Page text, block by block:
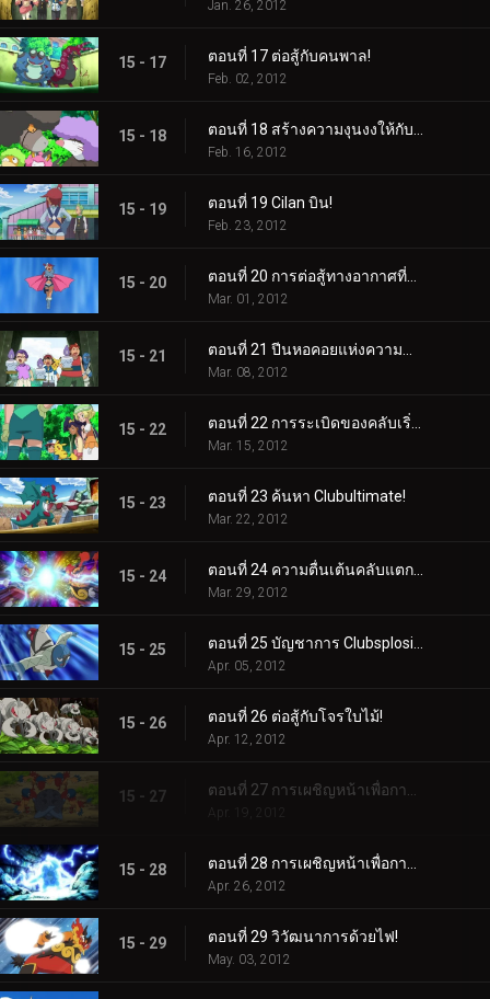
Jan. 26, 2012
15 - 17 ตอนที่ 17 ต่อสู้กับคนพาล!
Feb. 02, 2012
15 - 18
Feb. 16, 2012
15 - 19 ตอนที่ 19 Cilan บิน!
Feb. 23, 2012
15 - 20
Mar. 01, 2012
15 - 21
Mar. 08, 2012
15 - 22
Mar. 15, 2012
15 - 23 ตอนที่ 23 ค้นหา Clubultimate!
Mar. 22, 2012
15 - 24
Mar. 29, 2012
15 - 25
Apr. 05, 2012
15 - 26 ตอนที่ 26 ต่อสู้กับโจรใบไม้!
Apr. 12, 2012
15 - 27
Apr. 19, 2012
15 - 28
Apr. 26, 2012
15 - 29 ตอนที่ 29 วิวัฒนาการด้วยไฟ!
May. 03, 2012